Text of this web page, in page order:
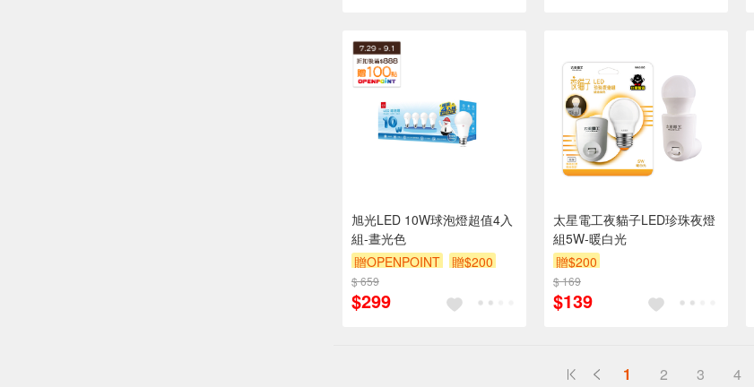
旭光LED 10W球泡燈超值4入
組-晝光色
贈OPENPOINT
贈$200
$ 659
$299
太星電工夜貓子LED珍珠夜燈
組5W-暖白光
贈$200
$ 169
$139
1 2 3 4